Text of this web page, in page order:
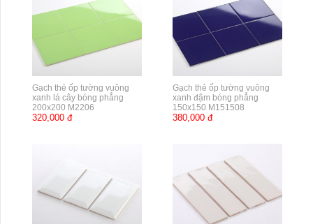
Gạch thẻ ốp tường vuông
xanh lá cây bóng phẳng
200x200 M2206
320,000 đ
Gạch thẻ ốp tường vuông
xanh đậm bóng phẳng
150x150 M151508
380,000 đ